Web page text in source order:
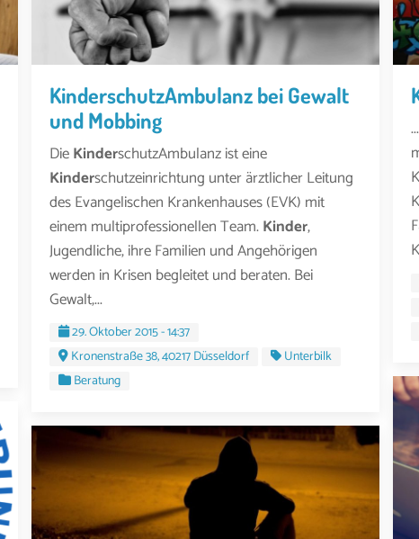
KinderschutzAmbulanz bei Gewalt
und Mobbing
DieKinderschutzAmbulanz ist eine
Kinderschutzeinrichtung unter ärztlicher Leitung
des Evangelischen Krankenhauses (EVK) mit
einem multiprofessionellen Team.Kinder,
Jugendliche, ihre Familien und Angehörigen
werden in Krisen begleitet und beraten. Bei
Gewalt,...
29. Oktober 2015 - 14:37
Kronenstraße 38, 40217 Düsseldorf
Unterbilk
Beratung